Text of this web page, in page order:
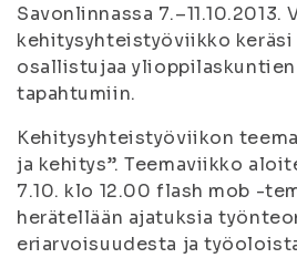
Savonlinnassa 7.–11.10.2013.
kehitysyhteistyöviikko
osallistujaa
tapahtumiin.
Kehitysyhteistyöviikon
ja kehitys”. Teemaviikko
7.10. klo 12.00 flash mob -
herätellään ajatuksia
eriarvoisuudesta ja